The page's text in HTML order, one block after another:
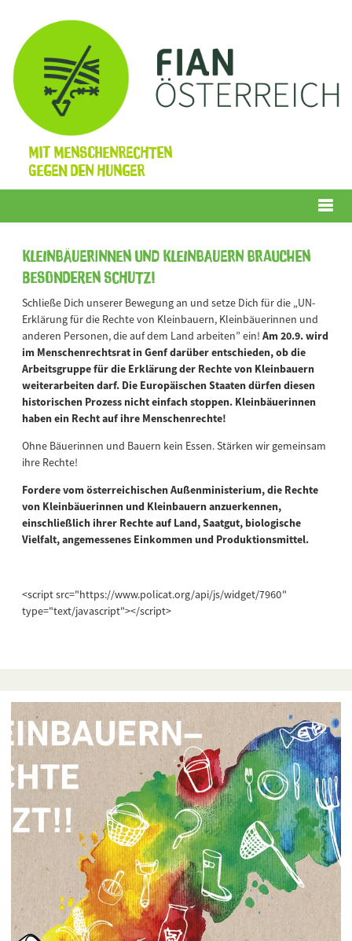
Mit Menschenrechten
gegen den Hunger
Kleinbäuerinnen und Kleinbauern brauchen
besonderen Schutz!
Schließe Dich unserer Bewegung an und setze Dich für die „UN-
Erklärung für die Rechte von Kleinbauern, Kleinbäuerinnen und
anderen Personen, die auf dem Land arbeiten” ein! Am 20.9. wird
im Menschenrechtsrat in Genf darüber entschieden, ob die
Arbeitsgruppe für die Erklärung der Rechte von Kleinbauern
weiterarbeiten darf. Die Europäischen Staaten dürfen diesen
historischen Prozess nicht einfach stoppen. Kleinbäuerinnen
haben ein Recht auf ihre Menschenrechte!
Ohne Bäuerinnen und Bauern kein Essen. Stärken wir gemeinsam
ihre Rechte!
Fordere vom österreichischen Außenministerium, die Rechte
von Kleinbäuerinnen und Kleinbauern anzuerkennen,
einschließlich ihrer Rechte auf Land, Saatgut, biologische
Vielfalt, angemessenes Einkommen und Produktionsmittel.
<script src="https://www.policat.org/api/js/widget/7960"
type="text/javascript"></script>